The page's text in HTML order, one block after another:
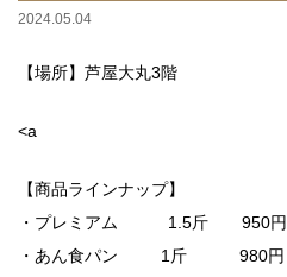
2024.05.04
【場所】芦屋大丸3階
<a
【商品ラインナップ】
・プレミアム 1.5斤 950円
・あん食パン 1斤 980円